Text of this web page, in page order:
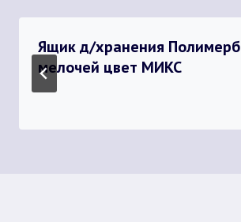
Ящик д/хранения
мелочей цвет МИКС